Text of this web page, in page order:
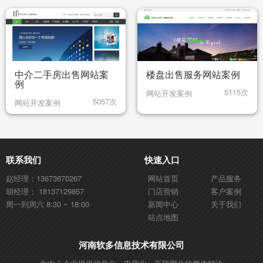
中介二手房出售网站案
例
网站开发案例 5057次
楼盘出售服务网站案例
网站开发案例 5115次
联系我们
赵经理：13673670267
胡经理： 18137129857
周一到周六 8:30 ~ 18:00
快速入口
网站首页
产品服务
门店营销
客户案例
新闻中心
关于我们
站点地图
河南软多信息技术有限公司